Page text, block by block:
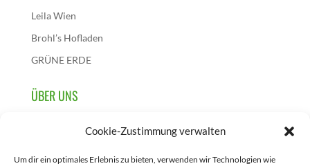
Cookie-Zustimmung verwalten
Um dir ein optimales Erlebnis zu bieten, verwenden wir Technologien wie
Leila Wien
Brohl’s Hofladen
GRÜNE ERDE
ÜBER UNS
Aktionstages und initiieren, sammeln und berichten über